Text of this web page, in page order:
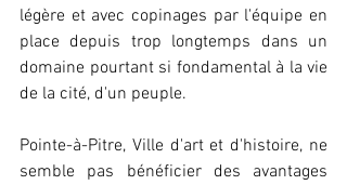
légère et avec copinages par l'équipe en
place depuis trop longtemps dans un
domaine pourtant si fondamental à la vie
de la cité, d'un peuple.
Pointe-à-Pitre, Ville d'art et d'histoire, ne
semble pas bénéficier des avantages